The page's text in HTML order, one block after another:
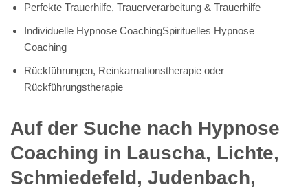
Perfekte Trauerhilfe, Trauerverarbeitung & Trauerhilfe
Individuelle Hypnose CoachingSpirituelles Hypnose
Coaching
Rückführungen, Reinkarnationstherapie oder
Rückführungstherapie
Auf der Suche nach Hypnose
Coaching in Lauscha, Lichte,
Schmiedefeld, Judenbach,